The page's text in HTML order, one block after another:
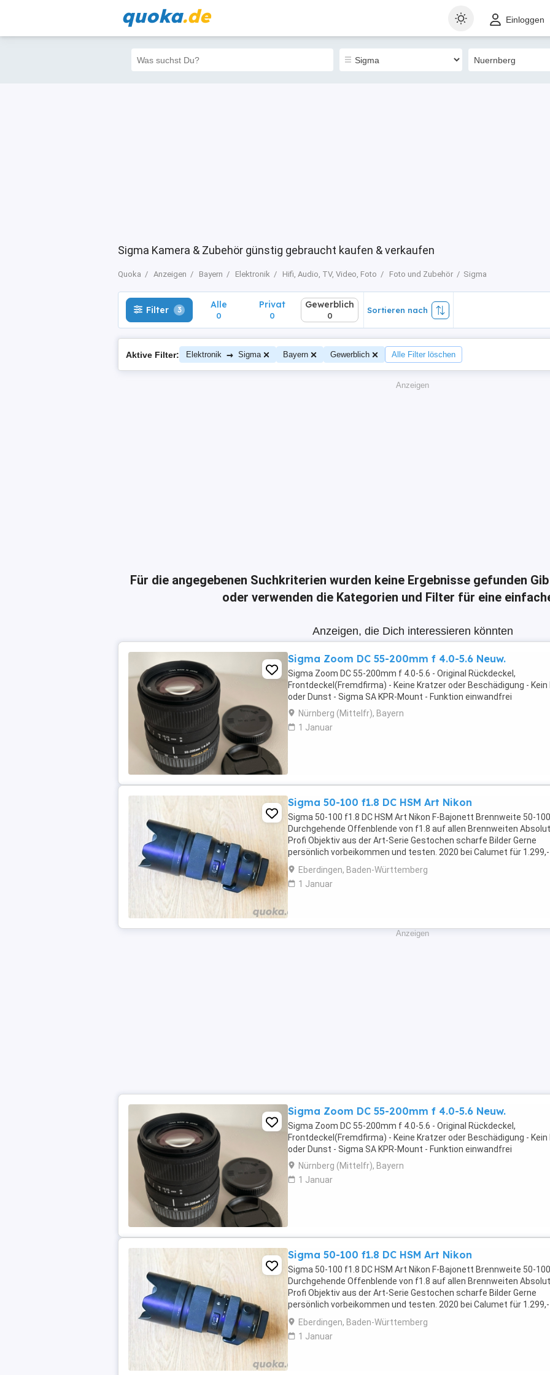
quoka.de Einloggen
Sigma Kamera & Zubehör günstig gebraucht kaufen & verkaufen
Quoka Anzeigen Bayern Elektronik Hifi, Audio, TV, Video, Foto Foto und Zubehör Sigma
Filter 3 Alle
0
Filter 3 Alle
0
Privat
0
Gewerblich
0
Sortieren nach
Aktive Filter: Elektronik → Sigma Bayern Gewerblich Alle Filter löschen
Anzeigen
Für die angegebenen Suchkriterien wurden keine Ergebnisse gefunden
oder verwenden die Kategorien und Filter für eine
Anzeigen, die Dich interessieren könnten
Sigma Zoom DC 55-200mm f 4.0-5.6 Neuw.
Sigma Zoom DC 55-200mm f 4.0-5.6 - Original Rückdeckel,
Frontdeckel(Fremdfirma) - Keine Kratzer oder Beschädigung - Kein
oder Dunst - Sigma SA KPR-Mount - Funktion einwandfrei
Nürnberg (Mittelfr), Bayern
1 Januar
Sigma 50-100 f1.8 DC HSM Art Nikon
Sigma 50-100 f1.8 DC HSM Art Nikon F-Bajonett Brennweite 50-
Durchgehende Offenblende von f1.8 auf allen Brennweiten
Profi Objektiv aus der Art-Serie Gestochen scharfe Bilder Gerne
persönlich vorbeikommen und testen. 2020 bei Calumet für 1.299,-
gekauft. Die angefügten Bilder wurden ...
Eberdingen, Baden-Württemberg
1 Januar
Anzeigen
Sigma Zoom DC 55-200mm f 4.0-5.6 Neuw.
Sigma Zoom DC 55-200mm f 4.0-5.6 - Original Rückdeckel,
Frontdeckel(Fremdfirma) - Keine Kratzer oder Beschädigung - Kein
oder Dunst - Sigma SA KPR-Mount - Funktion einwandfrei
Nürnberg (Mittelfr), Bayern
1 Januar
Sigma 50-100 f1.8 DC HSM Art Nikon
Sigma 50-100 f1.8 DC HSM Art Nikon F-Bajonett Brennweite 50-
Durchgehende Offenblende von f1.8 auf allen Brennweiten
Profi Objektiv aus der Art-Serie Gestochen scharfe Bilder Gerne
persönlich vorbeikommen und testen. 2020 bei Calumet für 1.299,-
gekauft. Die angefügten Bilder wurden ...
Eberdingen, Baden-Württemberg
1 Januar